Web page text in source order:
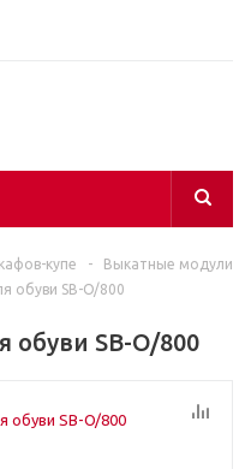
купе -
Выкатные модули
обуви SB-O/800
обуви SB-O/800